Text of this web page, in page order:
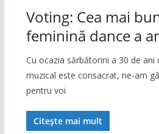
Voting: Cea mai
feminină dance a
Cu ocazia sărbătoririi a 30 de ani
muzical este consacrat, ne-am
pentru voi
Citește mai mult